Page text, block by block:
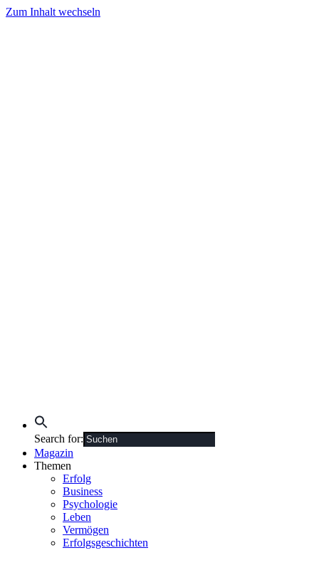
Zum Inhalt wechseln
Search for:
Magazin
Themen
Erfolg
Business
Psychologie
Leben
Vermögen
Erfolgsgeschichten